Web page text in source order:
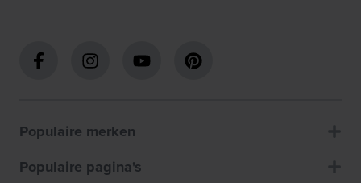
Populaire merken
Populaire pagina's